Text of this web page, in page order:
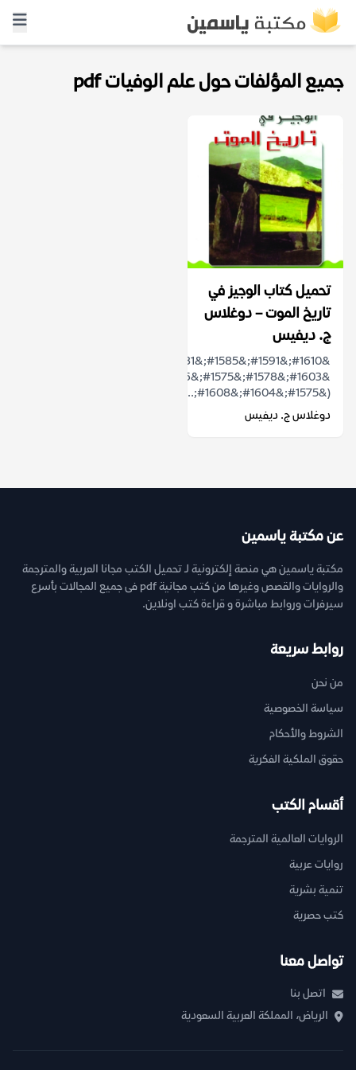
جميع المؤلفات حول علم الوفيات pdf
تحميل كتاب الوجيز في
تاريخ الموت – دوغلاس
ج. ديفيس
(&#1575;&#1604;&#1608;...
دوغلاس ج. ديفيس
عن مكتبة ياسمين
مكتبة ياسمين هي منصة إلكترونية لـ تحميل الكتب مجانا العربية والمترجمة
والروايات والقصص وغيرها من كتب مجانية pdf فى جميع المجالات بأسرع
سيرفرات وروابط مباشرة و قراءة كتب اونلاين.
روابط سريعة
من نحن
سياسة الخصوصية
الشروط والأحكام
حقوق الملكية الفكرية
أقسام الكتب
الروايات العالمية المترجمة
روايات عربية
تنمية بشرية
كتب حصرية
تواصل معنا
اتصل بنا
الرياض، المملكة العربية السعودية